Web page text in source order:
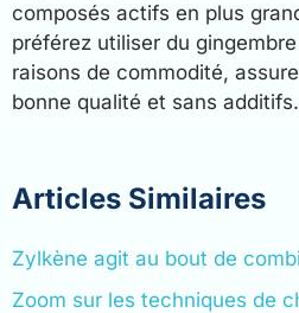
composés actifs en plus
préférez utiliser du
raisons de commodité,
bonne qualité et sans additifs.
Articles Similaires
Zylkène agit au bout de
Zoom sur les techniques de